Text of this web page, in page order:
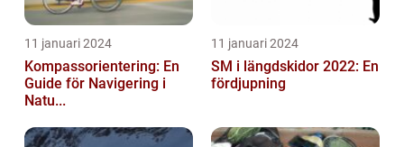
11 januari 2024
Kompassorientering: En
Guide för Navigering i
Natu...
11 januari 2024
SM i längdskidor 2022: En
fördjupning